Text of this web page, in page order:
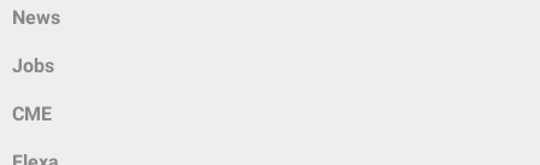
News
Jobs
CME